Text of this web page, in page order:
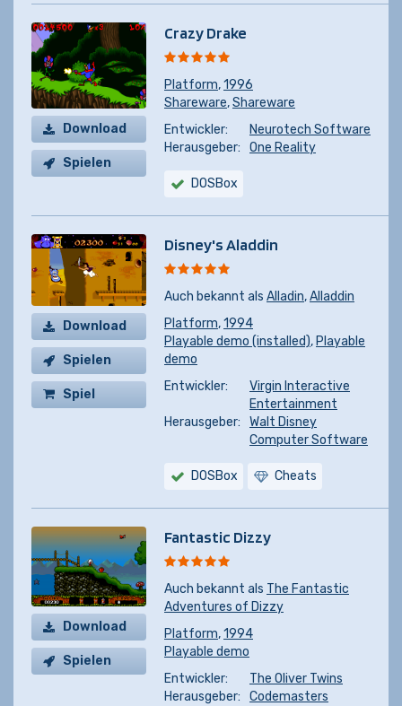
Download
Spielen
Crazy Drake
Platform,1996
Shareware,Shareware
Entwickler:
Neurotech Software
Herausgeber:
One Reality
DOSBox
Download
Spielen
Spiel
Disney's Aladdin
Auch bekannt als Alladin,Alladdin
Platform,1994
Playable demo (installed), Playable
demo
Entwickler:
Virgin Interactive
Entertainment
Herausgeber:
Walt Disney
Computer Software
DOSBox Cheats
Download
Spielen
Fantastic Dizzy
Auch bekannt als The Fantastic
Adventures of Dizzy
Platform,1994
Playable demo
Entwickler:
The Oliver Twins
Herausgeber:
Codemasters